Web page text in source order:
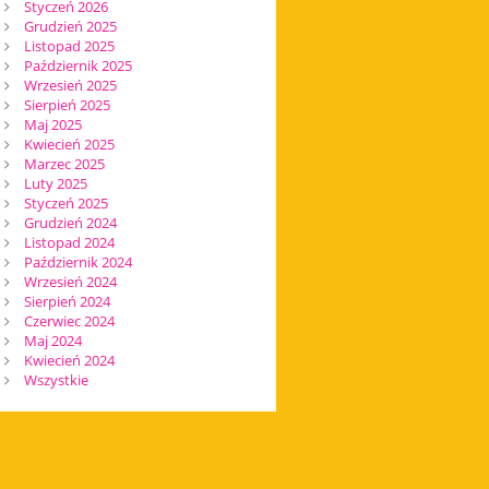
Styczeń 2026
Grudzień 2025
Listopad 2025
Październik 2025
Wrzesień 2025
Sierpień 2025
Maj 2025
Kwiecień 2025
Marzec 2025
Luty 2025
Styczeń 2025
Grudzień 2024
Listopad 2024
Październik 2024
Wrzesień 2024
Sierpień 2024
Czerwiec 2024
Maj 2024
Kwiecień 2024
Wszystkie